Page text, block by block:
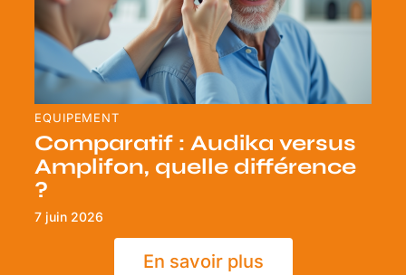
EQUIPEMENT
Comparatif : Audika versus
Amplifon, quelle différence
?
7 juin 2026
En savoir plus